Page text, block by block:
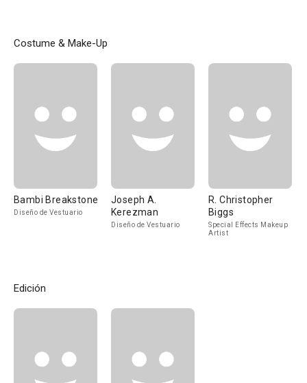
Costume & Make-Up
Bambi Breakstone
Diseño de Vestuario
Joseph A.
Kerezman
Diseño de Vestuario
R. Christopher
Biggs
Special Effects Makeup
Artist
Edición